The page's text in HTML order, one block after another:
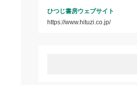
ひつじ書房ウェブサイト
https://www.hituzi.co.jp/